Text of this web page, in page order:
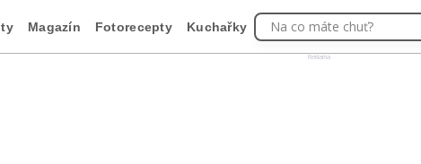
Reklama
Magazín Fotorecepty Kuchařky Na co máte chuť?